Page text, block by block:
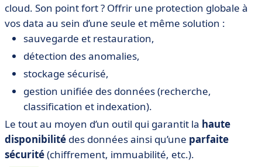
cloud. Son point fort ? Offrir une protection globale à
vos data au sein d’une seule et même solution :
sauvegarde et restauration,
détection des anomalies,
stockage sécurisé,
gestion unifiée des données (recherche,
classification et indexation).
Le tout au moyen d’un outil qui garantit la haute
disponibilité des données ainsi qu’une parfaite
sécurité(chiffrement, immuabilité, etc.).